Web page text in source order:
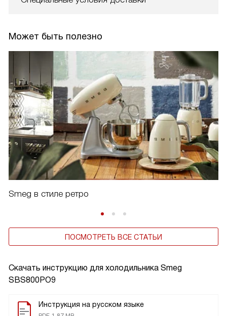
Скачать инструкцию для холодильника Smeg
SBS800PO9
Инструкция на русском языке
Может быть полезно
Smeg в стиле ретро
ПОСМОТРЕТЬ ВСЕ СТАТЬИ